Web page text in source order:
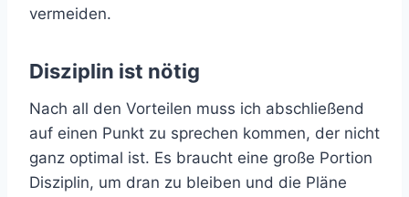
vermeiden.
Disziplin ist nötig
Nach all den Vorteilen muss ich abschließend
auf einen Punkt zu sprechen kommen, der nicht
ganz optimal ist. Es braucht eine große Portion
Disziplin, um dran zu bleiben und die Pläne